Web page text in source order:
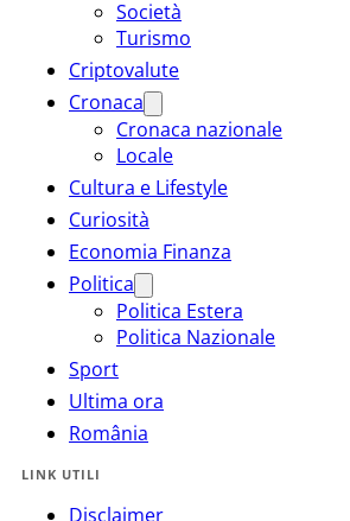
Società
Turismo
Criptovalute
Cronaca
Cronaca nazionale
Locale
Cultura e Lifestyle
Curiosità
Economia Finanza
Politica
Politica Estera
Politica Nazionale
Sport
Ultima ora
România
LINK UTILI
Disclaimer